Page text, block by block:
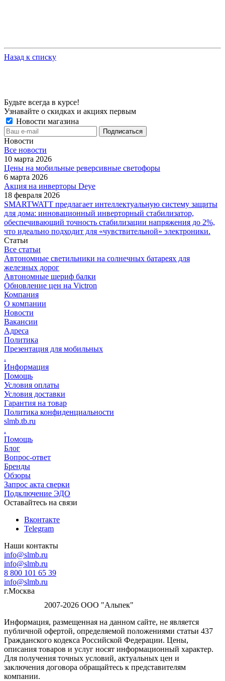
Назад к списку
Будьте всегда в курсе!
Узнавайте о скидках и акциях первым
Новости магазина
Новости
Все новости
10 марта 2026
Цены на мобильные реверсивные светофоры
6 марта 2026
Акция на инверторы Deye
18 февраля 2026
SMARTWATT предлагает интеллектуальную систему защиты
для дома: инновационный инверторный стабилизатор,
обеспечивающий точность стабилизации напряжения до 2%,
что идеально подходит для «чувствительной» электроники.
Статьи
Все статьи
Автономные светильники на солнечных батареях для
железных дорог
Автономные шериф балки
Обновление цен на Victron
Компания
О компании
Новости
Вакансии
Адреса
Политика
Презентация для мобильных
.
Информация
Помощь
Условия оплаты
Условия доставки
Гарантия на товар
Политика конфиденциальности
slmb.tb.ru
.
Помощь
Блог
Вопрос-ответ
Бренды
Обзоры
Запрос акта сверки
Подключение ЭДО
Оставайтесь на связи
Вконтакте
Telegram
Наши контакты
info@slmb.ru
info@slmb.ru
8 800 101 65 39
info@slmb.ru
г.Москва
2007-2026 ООО "Альпек"
Информация, размещенная на данном сайте, не является
публичной офертой, определяемой положениями статьи 437
Гражданского кодекса Российской Федерации. Цены,
описания товаров и услуг носят информационный характер.
Для получения точных условий, актуальных цен и
заключения договора обращайтесь к представителям
компании.